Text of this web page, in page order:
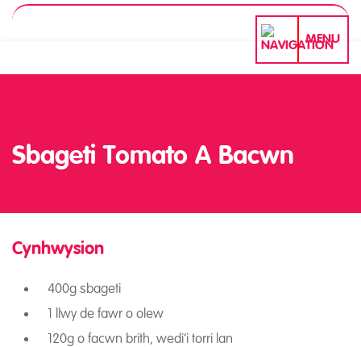
MENU
Sbageti Tomato A Bacwn
Sbageti Tomato A
Cynhwysion
400g sbageti
1 llwy de fawr o olew
120g o facwn brith, wedi’i torri lan